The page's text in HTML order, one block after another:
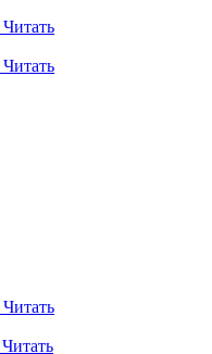
Читать
Читать
Читать
Читать